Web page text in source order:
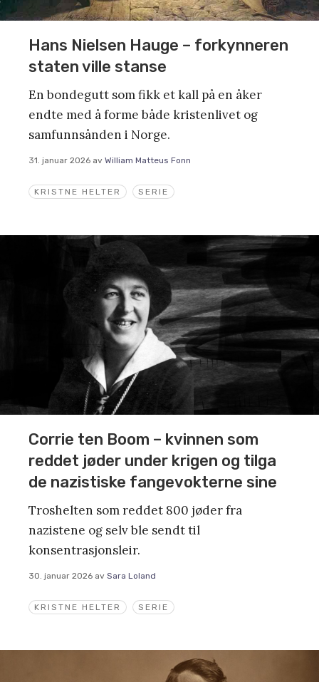
KRISTNE HELTER SERIE
Hans Nielsen Hauge – forkynneren
staten ville stanse
En bondegutt som fikk et kall på en åker
endte med å forme både kristenlivet og
samfunnsånden i Norge.
31. januar 2026 av William Matteus Fonn
KRISTNE HELTER SERIE
Corrie ten Boom – kvinnen som
reddet jøder under krigen og tilga
de nazistiske fangevokterne sine
Troshelten som reddet 800 jøder fra
nazistene og selv ble sendt til
konsentrasjonsleir.
30. januar 2026 av Sara Loland